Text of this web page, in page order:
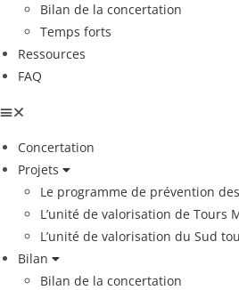
Bilan de la concertation
Temps forts
Ressources
FAQ
Concertation
Projets
Le programme de prévention
L’unité de valorisation de Tours
L’unité de valorisation du Sud
Bilan
Bilan de la concertation